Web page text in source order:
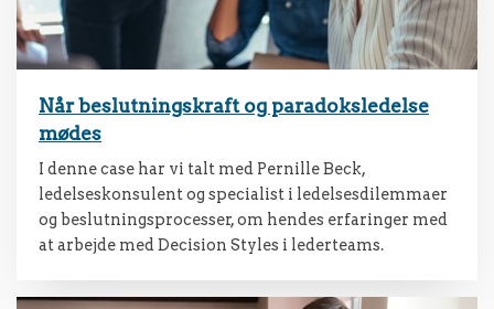
Når beslutningskraft og paradoksledelse
mødes
I denne case har vi talt med Pernille Beck,
ledelseskonsulent og specialist i ledelsesdilemmaer
og beslutningsprocesser, om hendes erfaringer med
at arbejde med Decision Styles i lederteams.